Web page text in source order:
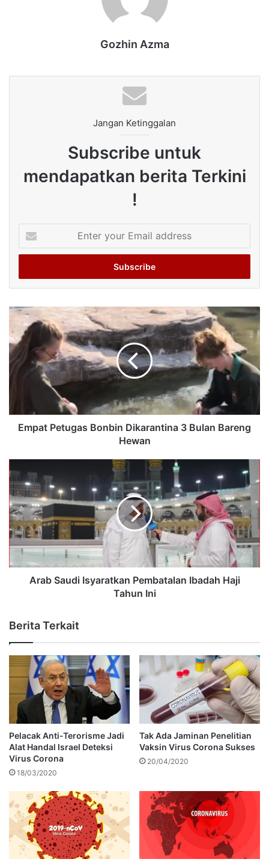
Gozhin Azma
Jangan Ketinggalan
Subscribe untuk
mendapatkan berita Terkini
!
your
Email
Empat Petugas Bonbin Dikarantina 3 Bulan Bareng
Hewan
Arab Saudi Isyaratkan Pembatalan Ibadah Haji
Tahun Ini
Berita Terkait
Pelacak Anti-Terorisme Jadi
Alat Handal Israel Deteksi
Virus Corona
18/03/2020
Tak Ada Jaminan Penelitian
Vaksin Virus Corona Sukses
20/04/2020